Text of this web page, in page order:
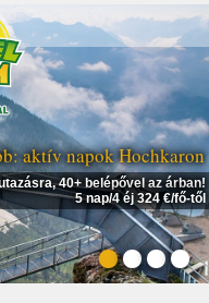
aktív napok Hochkaron
40+ belépővel az árban!
5 nap/4 éj 324 €/fő-től